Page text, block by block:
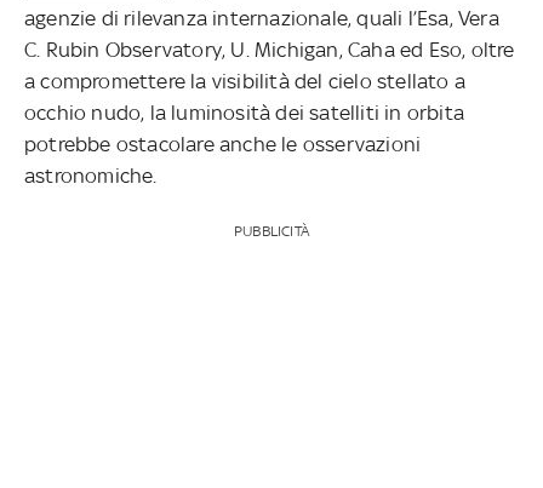
agenzie di rilevanza internazionale, quali l’Esa, Vera
C. Rubin Observatory, U. Michigan, Caha ed Eso, oltre
a compromettere la visibilità del cielo stellato a
occhio nudo, la luminosità dei satelliti in orbita
potrebbe ostacolare anche le osservazioni
astronomiche.
PUBBLICITÀ